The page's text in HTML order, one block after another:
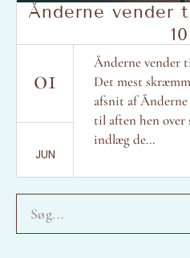
Ånderne vender
10
01
JUN
Ånderne vender
Det mest
afsnit af
til aften hen over
indlæg de...